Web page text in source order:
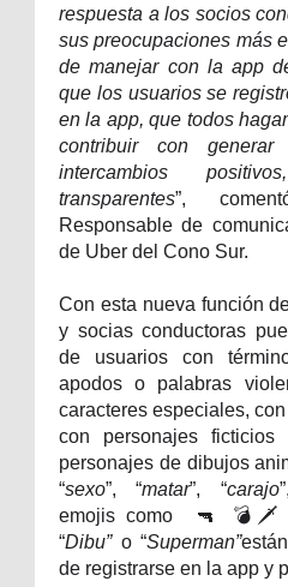
respuesta a los socios
sus preocupaciones más
de manejar con la app
que los usuarios se
en la app, que todos
contribuir con
intercambios
transparentes”,
Responsable de
de Uber del Cono Sur.
Con esta nueva función
y socias conductoras
de usuarios con
apodos o palabras
caracteres especiales,
con personajes ficticios
personajes de dibujos
“sexo”, “matar”, “carajo
emojis como
🔫 💣🗡
“Dibu”o “Superman”
de registrarse en la app y